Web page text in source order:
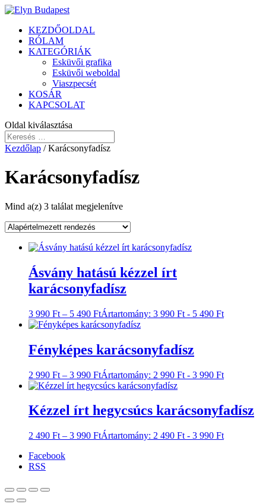
KEZDŐOLDAL
RÓLAM
KATEGÓRIÁK
Esküvői grafika
Esküvői weboldal
Viaszpecsét
KOSÁR
KAPCSOLAT
Oldal kiválasztása
Kezdőlap / Karácsonyfadísz
Karácsonyfadísz
Mind a(z) 3 találat megjelenítve
Ásvány hatású kézzel írt
karácsonyfadísz
3 990 Ft – 5 490 FtÁrtartomány: 3 990 Ft - 5 490 Ft
Fényképes karácsonyfadísz
2 990 Ft – 3 990 FtÁrtartomány: 2 990 Ft - 3 990 Ft
Kézzel írt hegycsúcs karácsonyfadísz
2 490 Ft – 3 990 FtÁrtartomány: 2 490 Ft - 3 990 Ft
Facebook
RSS